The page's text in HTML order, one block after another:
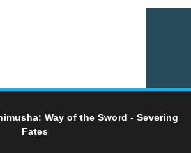
Way of the Sword - Severing
Fates